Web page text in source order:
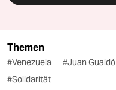
Themen
#Venezuela #Juan Guaidó
#Solidarität